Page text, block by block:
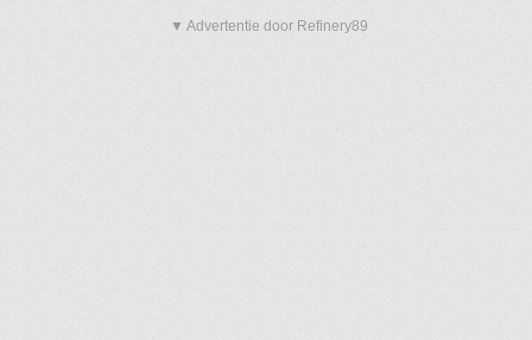
▼ Advertentie door Refinery89